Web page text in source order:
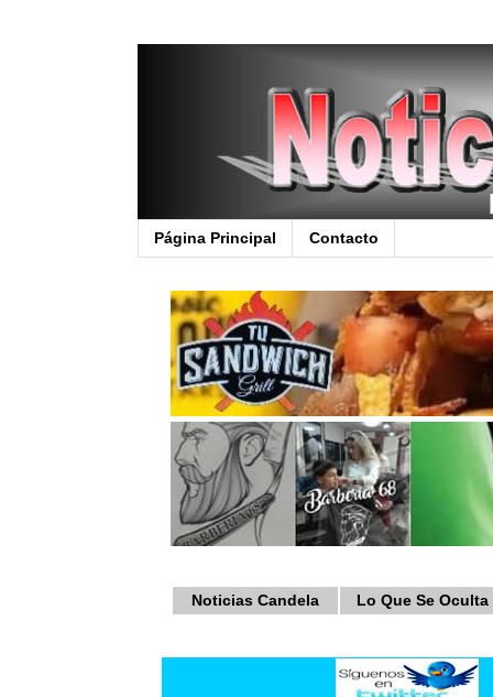
Página Principal Contacto
Noticias Candela Lo Que Se Oculta